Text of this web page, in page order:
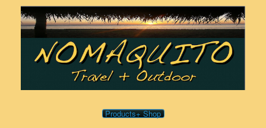
content
Products+ Shop